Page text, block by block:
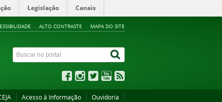
Legislação Canais
ALTO CONTRASTE MAPA DO SITE
Acesso à Informação Ouvidoria